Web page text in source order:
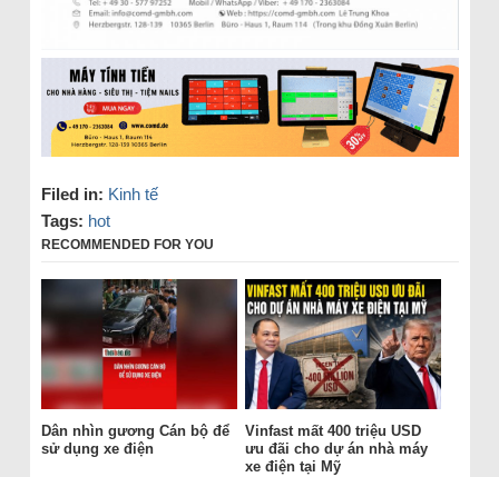
Filed in: Kinh tế
Tags: hot
RECOMMENDED FOR YOU
Dân nhìn gương Cán bộ để
sử dụng xe điện
Vinfast mất 400 triệu USD
ưu đãi cho dự án nhà máy
xe điện tại Mỹ